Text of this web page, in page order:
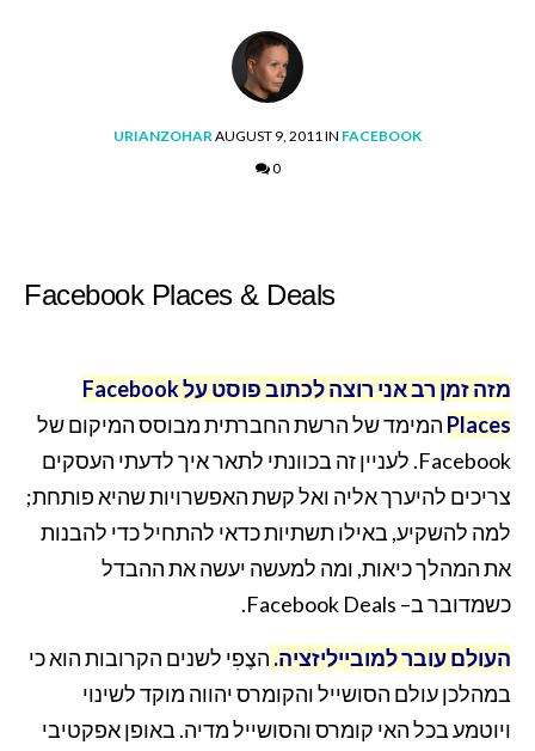
POSTED
URIANZOHARAUGUST 9, 2011IN POSTED
FACEBOOK
0
Facebook Places & Deals
מזה זמן רב אני רוצה לכתוב פוסט עלFacebook
Places המימד של הרשת החברתית מבוסס המיקום של
Facebook. לעניין זה בכוונתי לתאר איך לדעתי העסקים
צריכים להיערך אליה ואל קשת האפשרויות שהיא פותחת;
למה להשקיע, באילו תשתיות כדאי להתחיל כדי להבנות
את המהלך כיאות, ומה למעשה יעשה את ההבדל
כשמדובר ב– Facebook Deals.
העולם עובר למובייליזציה. הצֶפִי לשנים הקרובות הוא כי
במהלכן עולם הסושייל והקומרס יהווה מוקד לשינוי
ויוטמע בכל האי קומרס והסושייל מדיה. באופן אפקטיבי